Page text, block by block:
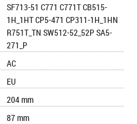
SF713-51 C771 C771T CB515-
1H_1HT CP5-471 CP311-1H_1HN
R751T_TN SW512-52_52P SA5-
271_P
AC
EU
204 mm
87 mm